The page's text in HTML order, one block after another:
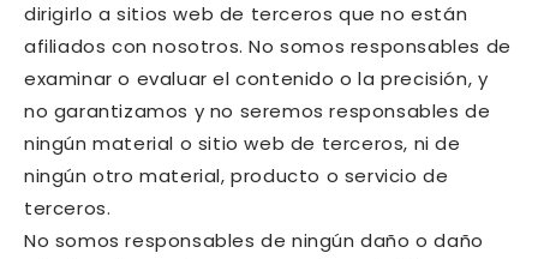
dirigirlo a sitios web de terceros que no están
afiliados con nosotros. No somos responsables de
examinar o evaluar el contenido o la precisión, y
no garantizamos y no seremos responsables de
ningún material o sitio web de terceros, ni de
ningún otro material, producto o servicio de
terceros.
No somos responsables de ningún daño o daño